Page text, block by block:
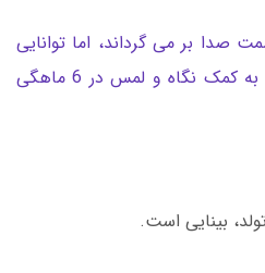
سمت صدا بر می گرداند، اما توانایی
تشخیص دقیق محل صداها به کمک نگاه و لمس در 6 ماهگی
بینایی است.